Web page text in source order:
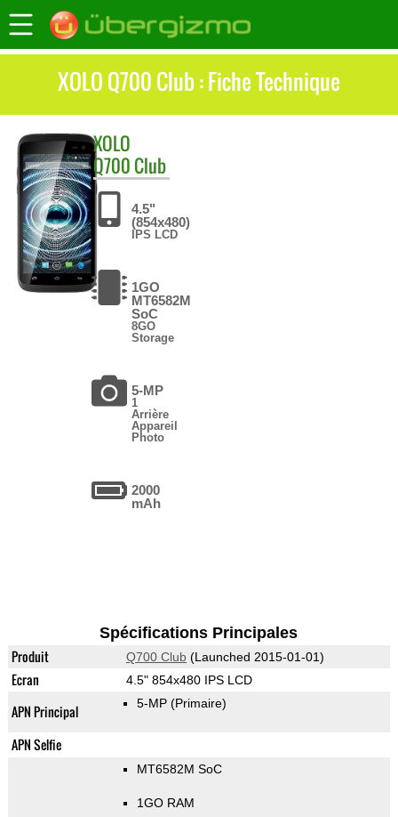
XOLO Q700 Club : Fiche Technique
XOLO
Q700 Club
4.5"
(854x480)
IPS LCD
1GO
MT6582M
SoC
8GO
Storage
5-MP
1
Arrière
Appareil
Photo
2000
mAh
Spécifications Principales
Produit Q700 Club(Launched 2015-01-01)
Ecran 4.5" 854x480 IPS LCD
APN Principal 5-MP (Primaire)
APN Selfie
MT6582M SoC
1GO RAM